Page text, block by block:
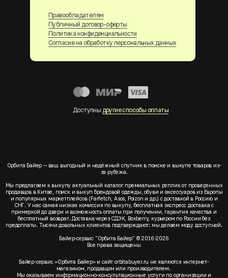
Правообладателям
Публичный договор-оферты
Политика конфиденциальности
Согласие на обработку персональных данных
Доступны другие способы оплаты
Орбита Байер — ваш выгодный и надёжный спутник в поиске и выкупе товаров из-
за рубежа.
Мы предлагаем к выкупу актуальный каталог премиальных реплик от проверенных
продавцов в Китае, поиск и выкуп брендовой одежды, обуви и аксессуаров из Европы
и популярных маркетплейсов (Farfetch, Asos, Poizon и др.) с доставкой в Россию и
СНГ. У нас самая низкая комиссия по выкупу, бесплатная экспресс доставка с
примеркой до двери и возможность оплаты при получении, гарантия качества и
бесплатный возврат. Доставка через СДЭК, Boxberry, курьером по России без
предоплаты. Тысячи довольных клиентов подтверждают: мы делаем моду доступной.
Байер-сервис "Орбита Байер" © 2016-2026
Все права защищены
Байер-сервис «Орбита Байер» и сайт orbitabuyer.ru не являются интернет-
магазином, продавцом или производителем.
Мы оказываем информационно-консультационные услуги по организации и